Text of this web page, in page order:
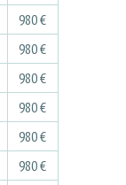
980 €
980 €
980 €
980 €
980 €
980 €